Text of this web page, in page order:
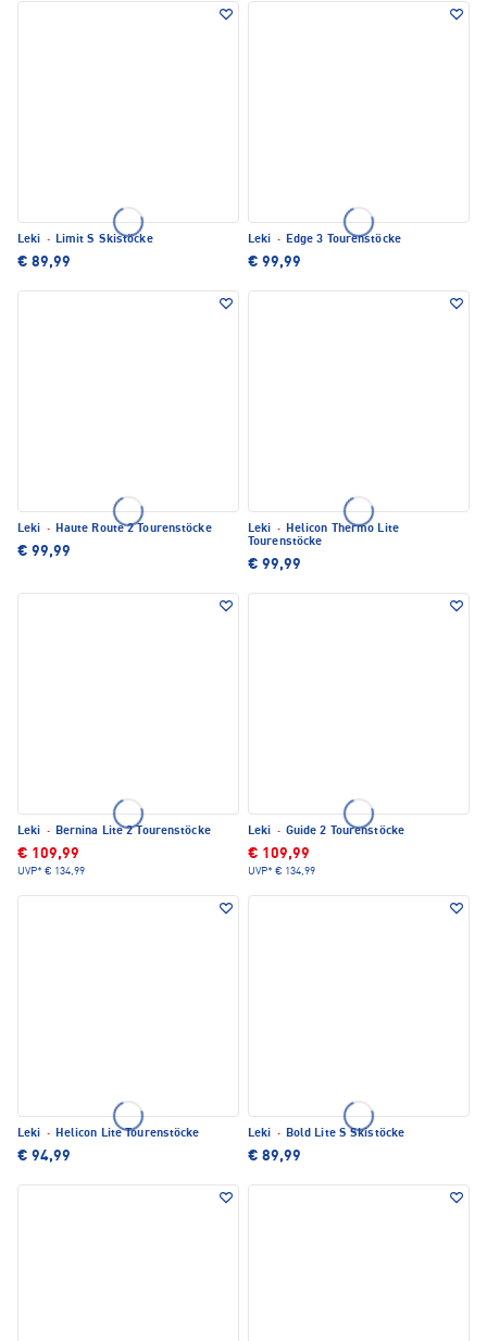
Leki · Limit S Skistöcke
€ 89,99
Leki · Edge 3 Tourenstöcke
€ 99,99
Leki · Haute Route 2 Tourenstöcke
€ 99,99
Leki · Helicon Thermo Lite
Tourenstöcke
€ 99,99
Leki · Bernina Lite 2 Tourenstöcke
€ 109,99
UVP* € 134,99
Leki · Guide 2 Tourenstöcke
€ 109,99
UVP* € 134,99
Leki · Helicon Lite Tourenstöcke
€ 94,99
Leki · Bold Lite S Skistöcke
€ 89,99